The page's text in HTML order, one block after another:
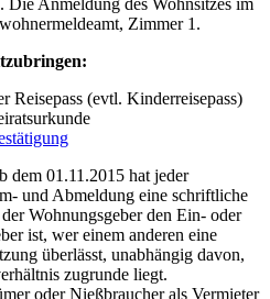
Die Anmeldung des Wohnsitzes im
Zimmer 1.
Reisepass (evtl. Kinderreisepass)
dem 01.11.2015 hat jeder
und Abmeldung eine schriftliche
Wohnungsgeber den Ein- oder
ist, wer einem anderen eine
überlässt, unabhängig davon,
zugrunde liegt.
oder Nießbraucher als Vermieter